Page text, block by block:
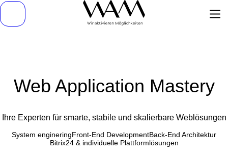
Web Application Mastery
Ihre Experten für smarte, stabile und skalierbare Weblösungen
System engineringFront-End DevelopmentBack-End Architektur
Bitrix24 & individuelle Plattformlösungen